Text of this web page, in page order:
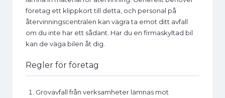
företag ett klippkort till detta, och personal på
återvinningscentralen kan vägra ta emot ditt avfall
om du inte har ett sådant. Har du en firmaskyltad bil
kan de väga bilen åt dig.
Regler för företag
Grovavfall från verksamheter lämnas mot